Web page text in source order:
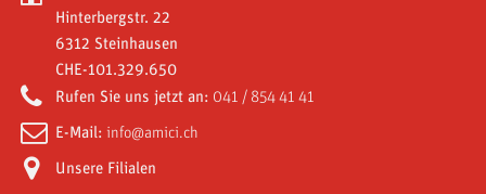
Amici World
Meine Adressen
Meine persönlichen Daten
Meine Gutscheine
Hinterbergstr. 22
6312 Steinhausen
CHE-101.329.650
Rufen Sie uns jetzt an: 041 / 854 41 41
E-Mail: info@amici.ch
Unsere Filialen